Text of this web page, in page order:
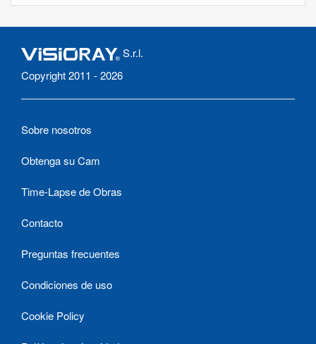
S.r.l.
Copyright 2011 - 2026
Sobre nosotros
Obtenga su Cam
Time-Lapse de Obras
Contacto
Preguntas frecuentes
Condiciones de uso
Cookie Policy